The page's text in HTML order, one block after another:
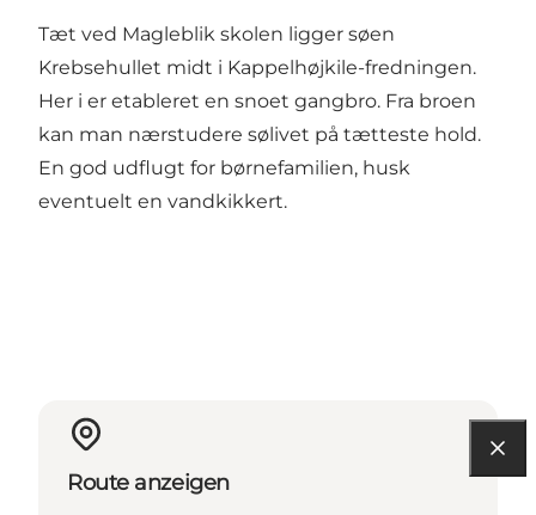
Tæt ved Magleblik skolen ligger søen
Krebsehullet midt i Kappelhøjkile-fredningen.
Her i er etableret en snoet gangbro. Fra broen
kan man nærstudere sølivet på tætteste hold.
En god udflugt for børnefamilien, husk
eventuelt en vandkikkert.
Route anzeigen